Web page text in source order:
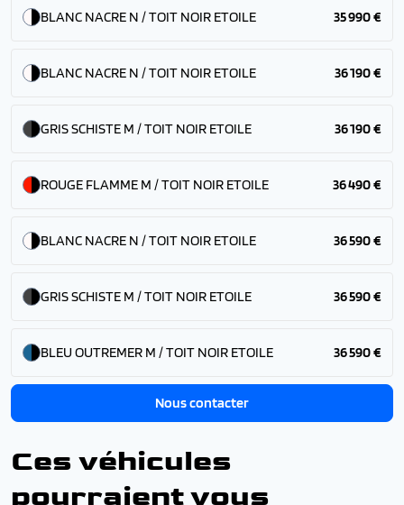
BLANC NACRE N / TOIT NOIR ETOILE 35 990 €
BLANC NACRE N / TOIT NOIR ETOILE 36 190 €
GRIS SCHISTE M / TOIT NOIR ETOILE 36 190 €
ROUGE FLAMME M / TOIT NOIR ETOILE 36 490 €
BLANC NACRE N / TOIT NOIR ETOILE 36 590 €
GRIS SCHISTE M / TOIT NOIR ETOILE 36 590 €
BLEU OUTREMER M / TOIT NOIR ETOILE 36 590 €
Nous contacter
Ces véhicules
pourraient vous